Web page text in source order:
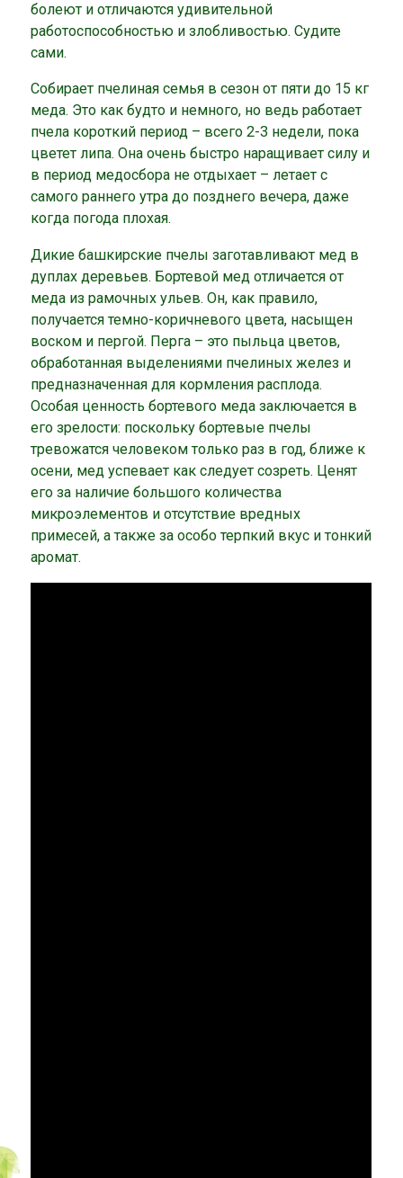
болеют и отличаются удивительной
работоспособностью и злобливостью. Судите
сами.
Собирает пчелиная семья в сезон от пяти до 15 кг
меда. Это как будто и немного, но ведь работает
пчела короткий период – всего 2-3 недели, пока
цветет липа. Она очень быстро наращивает силу и
в период медосбора не отдыхает – летает с
самого раннего утра до позднего вечера, даже
когда погода плохая.
Дикие башкирские пчелы заготавливают мед в
дуплах деревьев. Бортевой мед отличается от
меда из рамочных ульев. Он, как правило,
получается темно-коричневого цвета, насыщен
воском и пергой. Перга – это пыльца цветов,
обработанная выделениями пчелиных желез и
предназначенная для кормления расплода.
Особая ценность бортевого меда заключается в
его зрелости: поскольку бортевые пчелы
тревожатся человеком только раз в год, ближе к
осени, мед успевает как следует созреть. Ценят
его за наличие большого количества
микроэлементов и отсутствие вредных
примесей, а также за особо терпкий вкус и тонкий
аромат.